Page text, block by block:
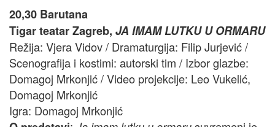
20,30 Barutana
Tigar teatar Zagreb, JA IMAM LUTKU U ORMARU
Režija: Vjera Vidov / Dramaturgija: Filip Jurjević /
Scenografija i kostimi: autorski tim / Izbor glazbe:
Domagoj Mrkonjić / Video projekcije: Leo Vukelić,
Domagoj Mrkonjić
Igra: Domagoj Mrkonjić